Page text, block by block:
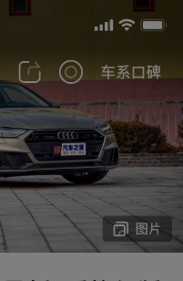
立即打开
得起的大六座。
7831